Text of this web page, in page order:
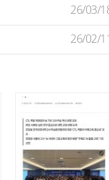
26/03/
26/02/